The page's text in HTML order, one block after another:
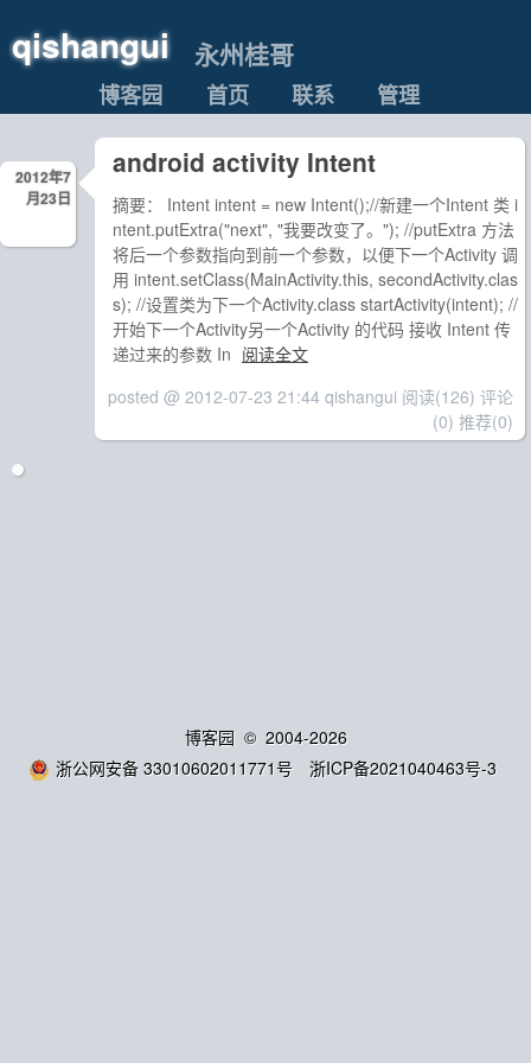
qishangui 永州桂哥
博客园 首页 联系 管理
2012年7
月23日
android activity Intent
摘要： Intent intent = new Intent();//新建一个Intent 类 i
ntent.putExtra("next", "我要改变了。"); //putExtra 方法
将后一个参数指向到前一个参数，以便下一个Activity 调
用 intent.setClass(MainActivity.this, secondActivity.clas
s); //设置类为下一个Activity.class startActivity(intent); //
开始下一个Activity另一个Activity 的代码 接收 Intent 传
递过来的参数 In 阅读全文
posted @ 2012-07-23 21:44 qishangui 阅读(126) 评论
(0) 推荐(0)
博客园 © 2004-2026
浙公网安备 33010602011771号
浙ICP备2021040463号-3